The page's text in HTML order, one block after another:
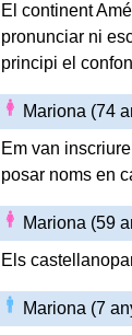
El continent
pronunciar ni
principi el
Mariona (74
Em van
posar noms en
Mariona (59
Els
Mariona (7